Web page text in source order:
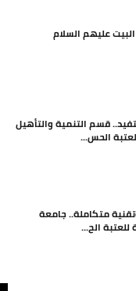
عليهم السلام
ألف مستفيد.. قسم التنمية والتأهيل
الحس...
متكاملة.. جامعة
للعتبة الح...